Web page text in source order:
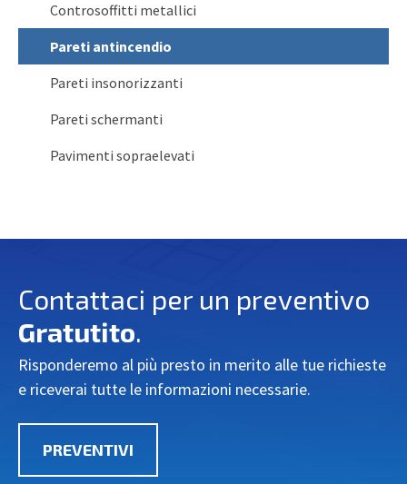
Controsoffitti metallici
Pareti antincendio
Pareti insonorizzanti
Pareti schermanti
Pavimenti sopraelevati
Contattaci per un preventivo
Gratutito.
Risponderemo al più presto in merito alle tue richieste
e riceverai tutte le informazioni necessarie.
PREVENTIVI